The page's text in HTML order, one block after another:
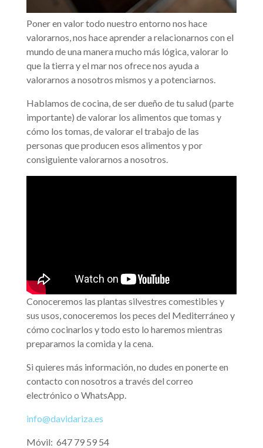
Poner en valor todo nuestro entorno nos hace
valorarnos, nos hace aprender a relacionarnos con el
mundo de una manera mucho más lógica, valorar lo
que la tierra y el mar nos ofrece nos ayuda a
valorarnos a nosotros mismos y a potenciarnos.
Hablamos de cocina, de ser dueño de tu salud (parte
importante) de valorar los alimentos que tomas y
cómo los tomas, de valorar el trabajo de las
personas que producen esos alimentos y por
consiguiente valorarnos a nosotros.
Conoceremos las plantas silvestres comestibles y
sus usos, conoceremos los peces del Mediterráneo y
cómo cocinarlos y todo esto lo haremos mientras
preparamos la comida y la cena.
Si quieres más información, no dudes en ponerte en
contacto con nosotros a través del correo
electrónico o WhatsApp.
info@davidariza.es
Móvil: 647 79 59 54